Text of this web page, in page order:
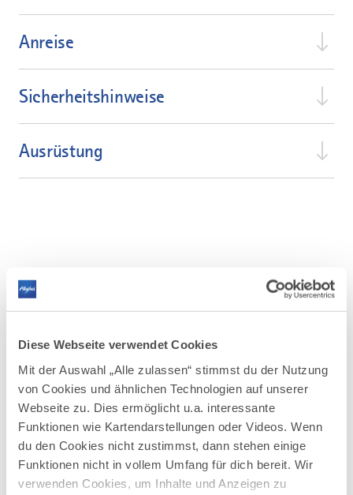
Diese Webseite verwendet Cookies
Mit der Auswahl „Alle zulassen“ stimmst du der Nutzung
von Cookies und ähnlichen Technologien auf unserer
Webseite zu. Dies ermöglicht u.a. interessante
Funktionen wie Kartendarstellungen oder Videos. Wenn
du den Cookies nicht zustimmst, dann stehen einige
Funktionen nicht in vollem Umfang für dich bereit. Wir
verwenden Cookies, um Inhalte und Anzeigen zu
Anreise
Sicherheitshinweise
Ausrüstung
Ähnliche Touren
FERIENWOHNUNG
1
Haus Einstein ©
mehr dazu
mehr
dazu